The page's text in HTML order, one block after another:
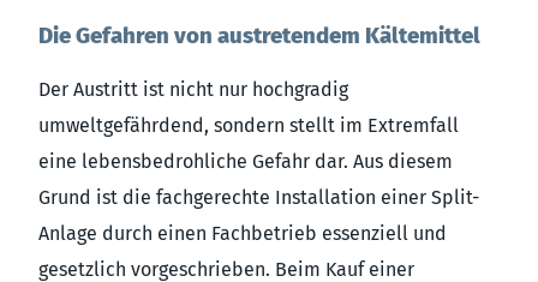
Die Gefahren von austretendem Kältemittel
Der Austritt ist nicht nur hochgradig
umweltgefährdend, sondern stellt im Extremfall
eine lebensbedrohliche Gefahr dar. Aus diesem
Grund ist die fachgerechte Installation einer Split-
Anlage durch einen Fachbetrieb essenziell und
gesetzlich vorgeschrieben. Beim Kauf einer